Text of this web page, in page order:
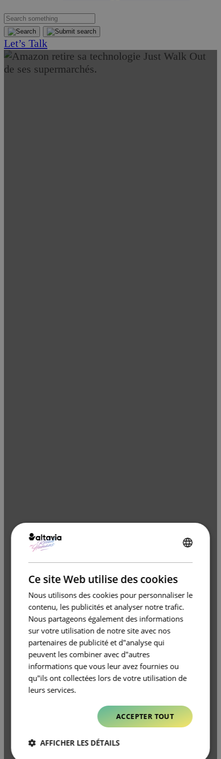
Let’s Talk
Ce site Web utilise des cookies
Nous utilisons des cookies pour personnaliser le
contenu, les publicités et analyser notre trafic.
Nous partageons également des informations
sur votre utilisation de notre site avec nos
partenaires de publicité et d"analyse qui
peuvent les combiner avec d"autres
informations que vous leur avez fournies ou
qu"ils ont collectées lors de votre utilisation de
leurs services.
ACCEPTER TOUT
AFFICHER LES DÉTAILS